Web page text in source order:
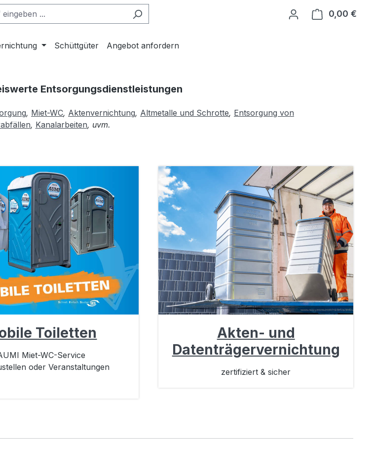
0,00 €
Schüttgüter Angebot anfordern
Entsorgungsdienstleistungen
, Miet-WC, Aktenvernichtung, Altmetalle und Schrotte, Entsorgung von
, Kanalarbeiten, uvm.
Toiletten
Miet-WC-Service
oder Veranstaltungen
Akten- und
Datenträgervernichtung
zertifiziert & sicher